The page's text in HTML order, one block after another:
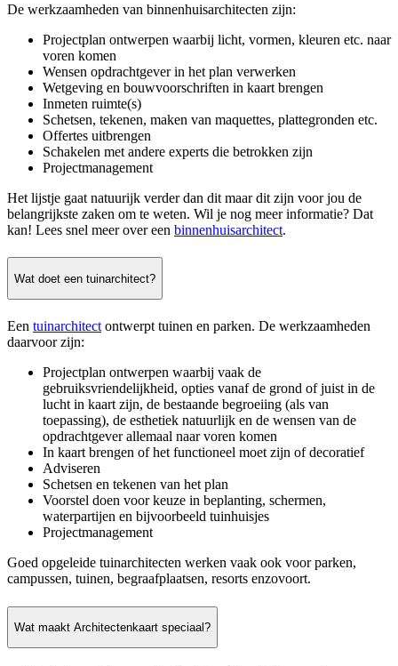
De werkzaamheden van binnenhuisarchitecten zijn:
Projectplan ontwerpen waarbij licht, vormen, kleuren etc. naar
voren komen
Wensen opdrachtgever in het plan verwerken
Wetgeving en bouwvoorschriften in kaart brengen
Inmeten ruimte(s)
Schetsen, tekenen, maken van maquettes, plattegronden etc.
Offertes uitbrengen
Schakelen met andere experts die betrokken zijn
Projectmanagement
Het lijstje gaat natuurijk verder dan dit maar dit zijn voor jou de
belangrijkste zaken om te weten. Wil je nog meer informatie? Dat
kan! Lees snel meer over een binnenhuisarchitect.
Wat doet een tuinarchitect?
Een tuinarchitect ontwerpt tuinen en parken. De werkzaamheden
daarvoor zijn:
Projectplan ontwerpen waarbij vaak de
gebruiksvriendelijkheid, opties vanaf de grond of juist in de
lucht in kaart zijn, de bestaande begroeiing (als van
toepassing), de esthetiek natuurlijk en de wensen van de
opdrachtgever allemaal naar voren komen
In kaart brengen of het functioneel moet zijn of decoratief
Adviseren
Schetsen en tekenen van het plan
Voorstel doen voor keuze in beplanting, schermen,
waterpartijen en bijvoorbeeld tuinhuisjes
Projectmanagement
Goed opgeleide tuinarchitecten werken vaak ook voor parken,
campussen, tuinen, begraafplaatsen, resorts enzovoort.
Wat maakt Architectenkaart speciaal?